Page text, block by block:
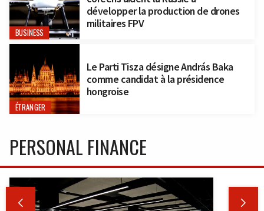
BUSINESS
développer la production de drones
militaires FPV
ÉTRANGER
Le Parti Tisza désigne András Baka
comme candidat à la présidence
hongroise
PERSONAL FINANCE
 